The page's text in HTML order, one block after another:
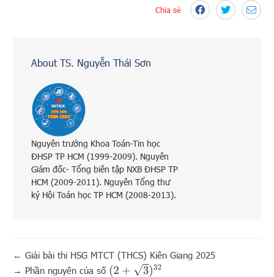
Chia sẻ
About TS. Nguyễn Thái Sơn
Nguyên trưởng Khoa Toán-Tin học
ĐHSP TP HCM (1999-2009). Nguyên
Giám đốc- Tổng biên tập NXB ĐHSP TP
HCM (2009-2011). Nguyên Tổng thư
ký Hội Toán học TP HCM (2008-2013).
← Giải bài thi HSG MTCT (THCS) Kiên Giang 2025
→ Phần nguyên của số (2+3) 32